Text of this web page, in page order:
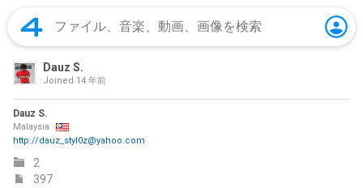
Dauz S.
Joined 14 年前
Dauz S.
Malaysia
http://dauz_styl0z@yahoo.com
2
397